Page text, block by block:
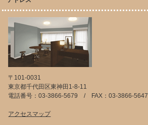
〒101-0031
東京都千代田区東神田1-8-11
電話番号：03-3866-5679 / FAX：03-3866-5647
アクセスマップ